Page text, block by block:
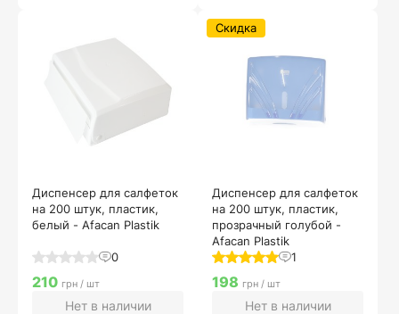
Диспенсер для салфеток
на 200 штук, пластик,
белый - Afacan Plastik
0
210 грн / шт
Нет в наличии
Диспенсер для салфеток
на 200 штук, пластик,
прозрачный голубой -
Afacan Plastik
1
Скидка
198 грн / шт
Нет в наличии